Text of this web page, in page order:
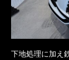
下地処理に加え